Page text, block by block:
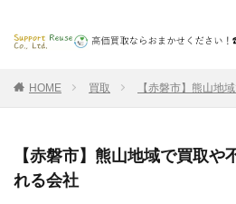
HOME 買取 【赤磐市】熊山地
【赤磐市】熊山地域で買取や
れる会社